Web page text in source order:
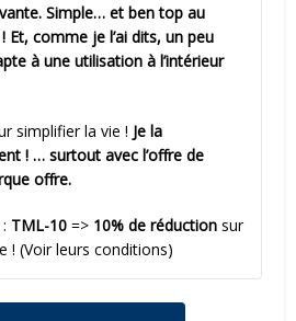
Simple… et ben top au
Et, comme je l’ai dits, un peu
à une utilisation à l’intérieur
simplifier la vie ! Je la
! … surtout avec l’offre de
offre.
TML-10 => 10% de réduction sur
! (Voir leurs conditions)